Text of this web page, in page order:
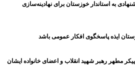
به استاندار خوزستان برای نهادینه‌سازی
ایذه پاسخگوی افکار عمومی باشد
مطهر رهبر شهید انقلاب و اعضای خانواده ایشان